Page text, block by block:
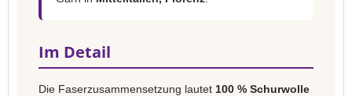
Im Detail
Die Faserzusammensetzung lautet 100 % Schurwolle